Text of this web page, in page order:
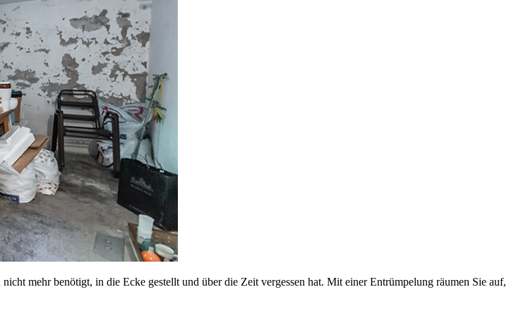
mehr benötigt, in die Ecke gestellt und über die Zeit vergessen hat. Mit einer Entrümpelung räumen Sie auf,